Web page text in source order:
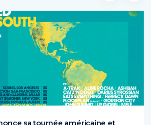
sa tournée américaine et